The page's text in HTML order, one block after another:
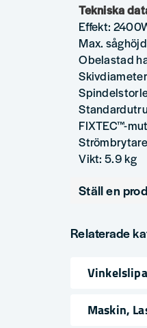
Tekniska
Effekt:
Max.
Obelastad
FIXTEC™-
Vikt: 5.9 kg
Ställ en
Fråga oss
Relaterade
Maskin,